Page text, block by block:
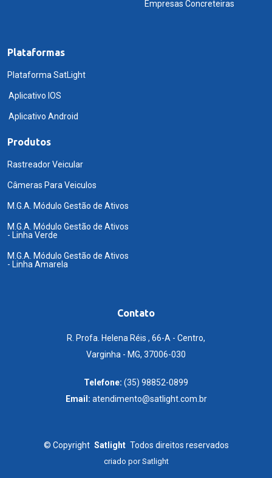
Empresas Concreteiras
Plataformas
Plataforma SatLight
Aplicativo IOS
Aplicativo Android
Produtos
Rastreador Veicular
Câmeras Para Veiculos
M.G.A. Módulo Gestão de Ativos
M.G.A. Módulo Gestão de Ativos
- Linha Verde
M.G.A. Módulo Gestão de Ativos
- Linha Amarela
Contato
R. Profa. Helena Réis , 66-A - Centro,
Varginha - MG, 37006-030
Telefone: (35) 98852-0899
Email: atendimento@satlight.com.br
© Copyright Satlight Todos direitos reservados
criado porSatlight